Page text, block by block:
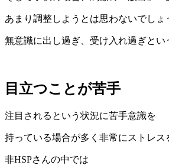
あまり調整しようとは思わないでしょ
無意識に出し過ぎ、受け入れ過ぎとい
目立つことが苦手
注目されるという状況に苦手意識を
持っている場合が多く非常にストレス
非HSPさんの中では